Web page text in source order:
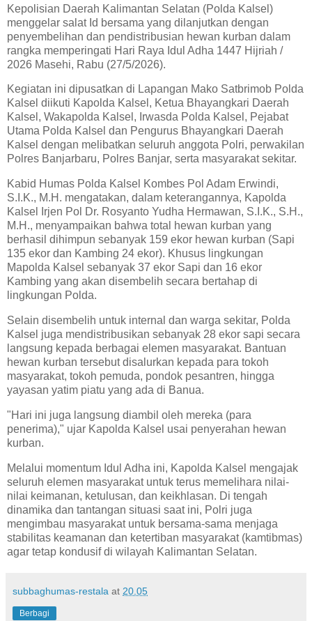
Kepolisian Daerah Kalimantan Selatan (Polda Kalsel)
menggelar salat Id bersama yang dilanjutkan dengan
penyembelihan dan pendistribusian hewan kurban dalam
rangka memperingati Hari Raya Idul Adha 1447 Hijriah /
2026 Masehi, Rabu (27/5/2026).
Kegiatan ini dipusatkan di Lapangan Mako Satbrimob Polda
Kalsel diikuti Kapolda Kalsel, Ketua Bhayangkari Daerah
Kalsel, Wakapolda Kalsel, Irwasda Polda Kalsel, Pejabat
Utama Polda Kalsel dan Pengurus Bhayangkari Daerah
Kalsel dengan melibatkan seluruh anggota Polri, perwakilan
Polres Banjarbaru, Polres Banjar, serta masyarakat sekitar.
Kabid Humas Polda Kalsel Kombes Pol Adam Erwindi,
S.I.K., M.H. mengatakan, dalam keterangannya, Kapolda
Kalsel Irjen Pol Dr. Rosyanto Yudha Hermawan, S.I.K., S.H.,
M.H., menyampaikan bahwa total hewan kurban yang
berhasil dihimpun sebanyak 159 ekor hewan kurban (Sapi
135 ekor dan Kambing 24 ekor). Khusus lingkungan
Mapolda Kalsel sebanyak 37 ekor Sapi dan 16 ekor
Kambing yang akan disembelih secara bertahap di
lingkungan Polda.
Selain disembelih untuk internal dan warga sekitar, Polda
Kalsel juga mendistribusikan sebanyak 28 ekor sapi secara
langsung kepada berbagai elemen masyarakat. Bantuan
hewan kurban tersebut disalurkan kepada para tokoh
masyarakat, tokoh pemuda, pondok pesantren, hingga
yayasan yatim piatu yang ada di Banua.
"Hari ini juga langsung diambil oleh mereka (para
penerima)," ujar Kapolda Kalsel usai penyerahan hewan
kurban.
Melalui momentum Idul Adha ini, Kapolda Kalsel mengajak
seluruh elemen masyarakat untuk terus memelihara nilai-
nilai keimanan, ketulusan, dan keikhlasan. Di tengah
dinamika dan tantangan situasi saat ini, Polri juga
mengimbau masyarakat untuk bersama-sama menjaga
stabilitas keamanan dan ketertiban masyarakat (kamtibmas)
agar tetap kondusif di wilayah Kalimantan Selatan.
subbaghumas-restala at 20.05
Berbagi